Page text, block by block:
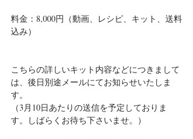
料金：8,000円（動画、レシピ、キット、送料
込み）
こちらの詳しいキット内容などにつきまして
は、後日別途メールにてお知らせいたしま
す。
（3月10日あたりの送信を予定しておりま
す。しばらくお待ち下さいませ。）